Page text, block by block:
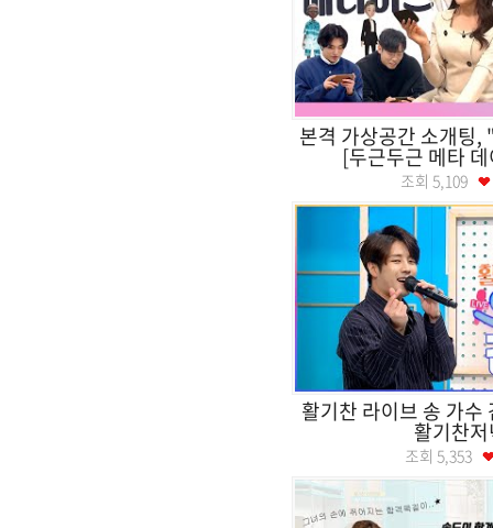
본격 가상공간 소개팅
[두근두근 메타
조회 5,109
활기찬 라이브 송 가수
활기찬
조회 5,353